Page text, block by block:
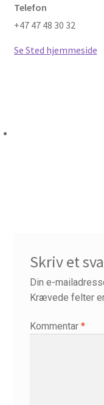
Telefon
+47 47 48 30 32
Se Sted hjemmeside
Skriv et
Din e-
Krævede felter
Kommentar *